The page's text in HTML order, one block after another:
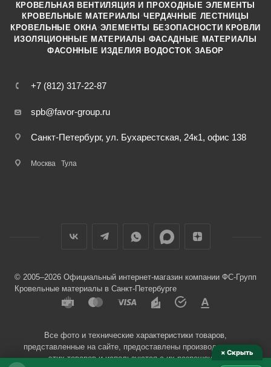
+7 (812) 317-22-87
spb@favor-group.ru
Санкт-Петербург, ул. Бухарестская, 24к1, офис 138
Москва Тула
КРОВЕЛЬНАЯ ВЕНТИЛЯЦИЯ И ПРОХОДНЫЕ ЭЛЕМЕНТЫ
КРОВЕЛЬНЫЕ МАТЕРИАЛЫ ·ЧЕРДАЧНЫЕ ЛЕСТНИЦЫ
КРОВЕЛЬНЫЕ ОКНА ·ЭЛЕМЕНТЫ БЕЗОПАСНОСТИ КРОВЛИ
ИЗОЛЯЦИОННЫЕ МАТЕРИАЛЫ ·ФАСАДНЫЕ МАТЕРИАЛЫ
ФАСОННЫЕ ИЗДЕЛИЯ ·ВОДОСТОК ·ЗАБОР
© 2005–2026 Официальный интернет-магазин компании ФС-Групп
Кровельные материалы в Санкт-Петербурге
Все фото и технические характеристики товаров,
представленные на сайте, предоставлены производителями
этих товаров и используются с их разрешения.
× Скрыть